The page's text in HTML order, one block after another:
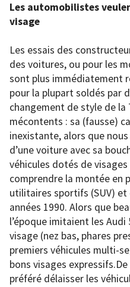
Les automobilistes
visage
Les essais des
des voitures, ou pour les
sont plus immédiatement
pour la plupart soldés par
changement de style de la
mécontents : sa (fausse)
inexistante, alors que
d’une voiture avec sa
véhicules dotés de
comprendre la montée en
utilitaires sportifs (SUV) et
années 1990. Alors que
l’époque imitaient les
visage (nez bas, phares
premiers véhicules multi-
bons visages
préféré délaisser les